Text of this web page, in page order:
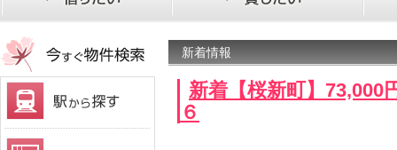
新着情報
新着【桜新町】
６